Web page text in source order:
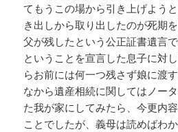
てもうこの場から引き上げよう
き出しから取り出したのが死期
父が残したという公正証書遺言
ということを宣言した息子に対
らお前には何一つ残さず娘に渡
なから遺産相続に関してはノー
た我が家にしてみたら、今更内
ことでしたが、義母は読めばわ